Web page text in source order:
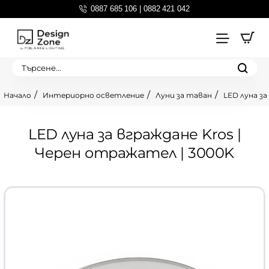
0887 685 106 | 0882 421 042
Търсене...
LED луна за вграждане Kros |
Черен отражател | 3000K
Интериорно осветление Луни за таван LED луна